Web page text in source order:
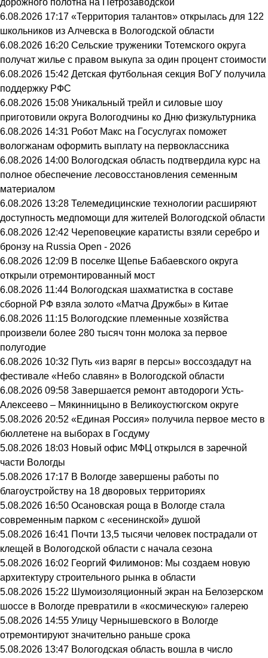
дорожного полотна на Петрозаводской
6.08.2026 17:17 «Территория талантов» открылась для 122
школьников из Алчевска в Вологодской области
6.08.2026 16:20 Сельские труженики Тотемского округа
получат жилье с правом выкупа за один процент стоимости
6.08.2026 15:42 Детская футбольная секция ВоГУ получила
поддержку РФС
6.08.2026 15:08 Уникальный трейл и силовые шоу
приготовили округа Вологодчины ко Дню физкультурника
6.08.2026 14:31 Робот Макс на Госуслугах поможет
вологжанам оформить выплату на первоклассника
6.08.2026 14:00 Вологодская область подтвердила курс на
полное обеспечение лесовосстановления семенным
материалом
6.08.2026 13:28 Телемедицинские технологии расширяют
доступность медпомощи для жителей Вологодской области
6.08.2026 12:42 Череповецкие каратисты взяли серебро и
бронзу на Russia Open - 2026
6.08.2026 12:09 В поселке Щепье Бабаевского округа
открыли отремонтированный мост
6.08.2026 11:44 Вологодская шахматистка в составе
сборной РФ взяла золото «Матча Дружбы» в Китае
6.08.2026 11:15 Вологодские племенные хозяйства
произвели более 280 тысяч тонн молока за первое
полугодие
6.08.2026 10:32 Путь «из варяг в персы» воссоздадут на
фестивале «Небо славян» в Вологодской области
6.08.2026 09:58 Завершается ремонт автодороги Усть-
Алексеево – Мякинницыно в Великоустюгском округе
5.08.2026 20:52 «Единая Россия» получила первое место в
бюллетене на выборах в Госдуму
5.08.2026 18:03 Новый офис МФЦ открылся в заречной
части Вологды
5.08.2026 17:17 В Вологде завершены работы по
благоустройству на 18 дворовых территориях
5.08.2026 16:50 Осановская роща в Вологде стала
современным парком с «есенинской» душой
5.08.2026 16:41 Почти 13,5 тысячи человек пострадали от
клещей в Вологодской области с начала сезона
5.08.2026 16:02 Георгий Филимонов: Мы создаем новую
архитектуру строительного рынка в области
5.08.2026 15:22 Шумоизоляционный экран на Белозерском
шоссе в Вологде превратили в «космическую» галерею
5.08.2026 14:55 Улицу Чернышевского в Вологде
отремонтируют значительно раньше срока
5.08.2026 13:47 Вологодская область вошла в число